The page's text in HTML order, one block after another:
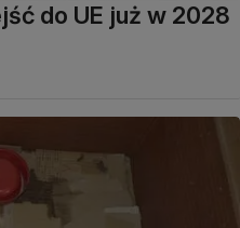
do UE już w 2028